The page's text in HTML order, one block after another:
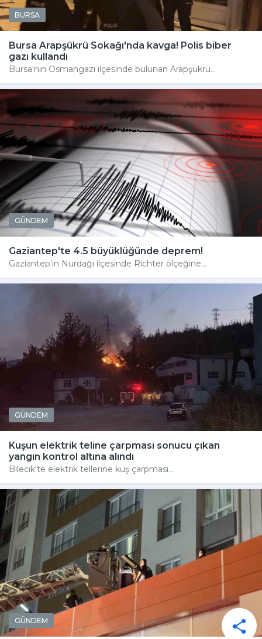
BURSA
Bursa Arapşükrü Sokağı'nda kavga! Polis biber
gazı kullandı
Bursa'nın Osmangazi ilçesinde bulunan Arapşükrü...
GÜNDEM
Gaziantep'te 4.5 büyüklüğünde deprem!
Gaziantep'in Nurdağı ilçesinde Richter ölçeğine...
GÜNDEM
Kuşun elektrik teline çarpması sonucu çıkan
yangın kontrol altına alındı
Bilecik'te elektrik tellerine kuş çarpması...
GÜNDEM